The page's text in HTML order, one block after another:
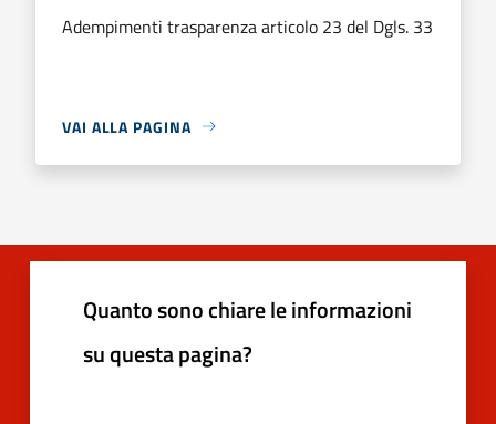
Adempimenti trasparenza articolo 23 del Dgls. 33
VAI ALLA PAGINA
Quanto sono chiare le informazioni
su questa pagina?